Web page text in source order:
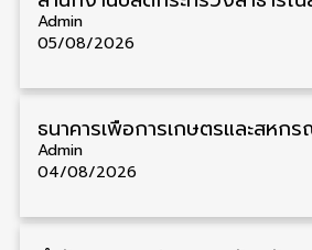
Admin
05/08/2026
Admin
04/08/2026